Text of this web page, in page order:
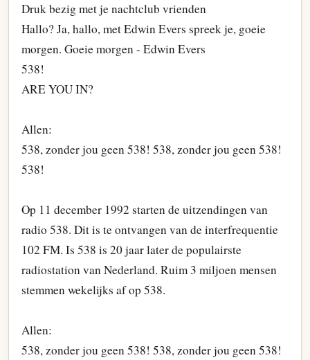
Druk bezig met je nachtclub vrienden
Hallo? Ja, hallo, met Edwin Evers spreek je, goeie
morgen. Goeie morgen - Edwin Evers
538!
ARE YOU IN?
Allen:
538, zonder jou geen 538! 538, zonder jou geen 538!
538!
Op 11 december 1992 starten de uitzendingen van
radio 538. Dit is te ontvangen van de interfrequentie
102 FM. Is 538 is 20 jaar later de populairste
radiostation van Nederland. Ruim 3 miljoen mensen
stemmen wekelijks af op 538.
Allen:
538, zonder jou geen 538! 538, zonder jou geen 538!